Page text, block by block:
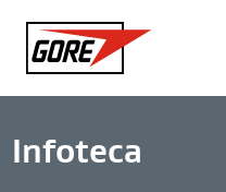
Gore
Infoteca